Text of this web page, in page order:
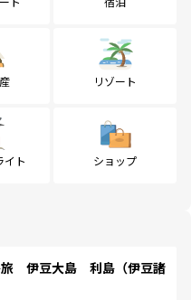
リゾート
イト ショップ
伊豆大島 利島（伊豆諸